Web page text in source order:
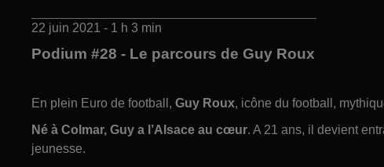
22 juin 2021 - 1 h 3 min
Podium #28 - Le parcours de Guy Roux
En plein Euro de football, Guy Roux, icône du football,
Né à Colmar, Guy a l’Alsace au cœur. A 21 ans, il devient
jeunesse.